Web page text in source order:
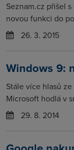
Seznam.cz přišel
novou funkci do
26. 3. 2015
Windows 9:
Stále více hlasů
Microsoft hodlá v
29. 8. 2014